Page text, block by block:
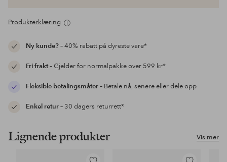
Produkterklæring
Ny kunde?– 40% rabatt på dyreste vare*
Fri frakt– Gjelder for normalpakke over 599 kr*
Fleksible betalingsmåter– Betale nå, senere eller dele opp
Enkel retur– 30 dagers returrett*
Vis mer
Lignende produkter